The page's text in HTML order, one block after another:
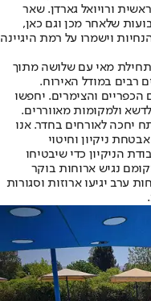
ורויואל גארדן. שאר
שלאחר מכן וגם כאן,
וישמרו על רמת היגיינה
מאי עם שלושה מתוך
רבים במודל האירוח.
הכפריים והצימרים. יחפשו
לדשא ולמקומות מאווררים.
יחכה לאורחים בחדר. אנו
ניקיון וחיטוי
הניקיון כדי שיבטיחו
נגיש ארוחות בוקר
ערב יגיעו ארוזות וסגורות